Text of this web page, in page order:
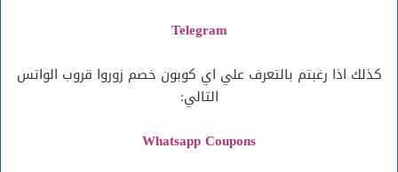
Telegram
كذلك اذا رغبتم بالتعرف علي اي كوبون خصم زوروا قروب الواتس
التالي:
Whatsapp Coupons